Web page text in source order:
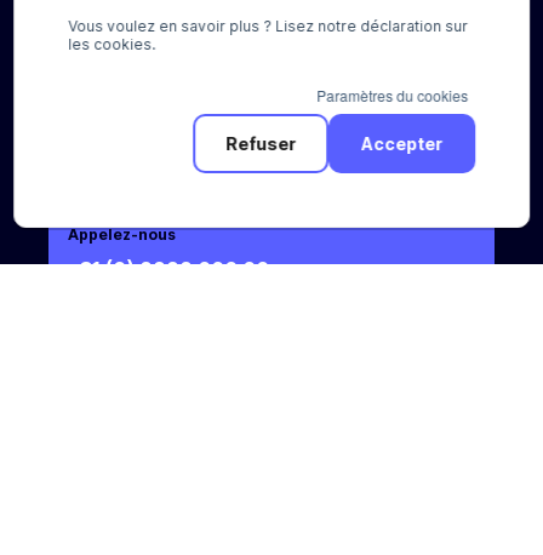
Vous voulez en savoir plus ? Lisez notre déclaration sur
les cookies.
Paramètres du cookies
Accepter
Refuser
Appelez-nous
+31 (0) 8888 666 66